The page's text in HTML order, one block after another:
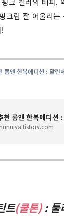
크 컬러의 태피.
크립 잘 어울리는
!
롬앤 한복에디션 : 말린
트(쿨톤) : 툴